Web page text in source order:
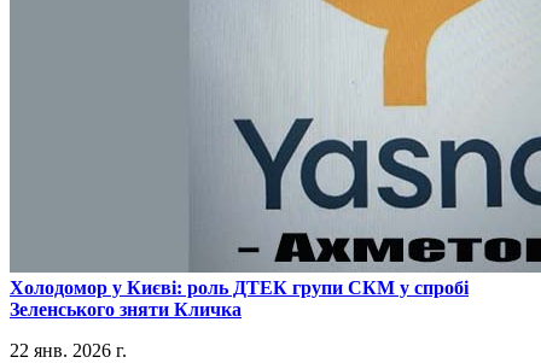
​Холодомор у Києві: роль ДТЕК групи СКМ у спробі
Зеленського зняти Кличка
22 янв. 2026 г.